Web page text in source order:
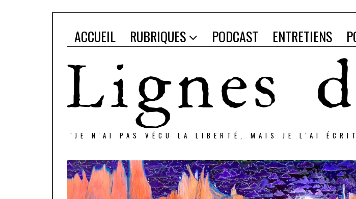
ACCUEIL RUBRIQUES PODCAST ENTRETIENS
"JE N'AI PAS VÉCU LA LIBERTÉ, MAIS JE L'AI